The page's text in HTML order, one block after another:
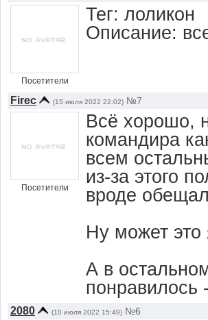
Посетители
Тег: лоликон
Описание:
Firec (15 июля 2022 22:02) №7
Посетители
Всё хорошо,
командира
всем
из-за этого
вроде
Ну может
А в
понравилось
2080 (10 июля 2022 15:49) №6